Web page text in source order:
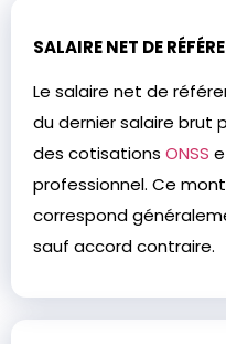
SALAIRE NET DE
Le salaire net de
du dernier salaire brut
des cotisations ONSS
professionnel. Ce
correspond
sauf accord contraire.